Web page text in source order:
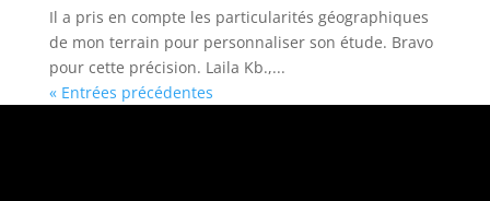
Il a pris en compte les particularités géographiques
de mon terrain pour personnaliser son étude. Bravo
pour cette précision. Laila Kb.,...
« Entrées précédentes